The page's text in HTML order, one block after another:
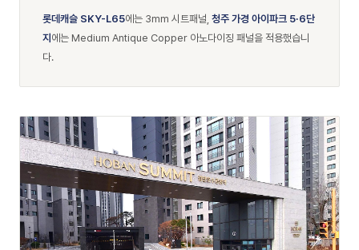
롯데캐슬 SKY-L65에는 3mm 시트패널, 청주 가경 아이파크 5·6단
지에는 Medium Antique Copper 아노다이징 패널을 적용했습니
다.